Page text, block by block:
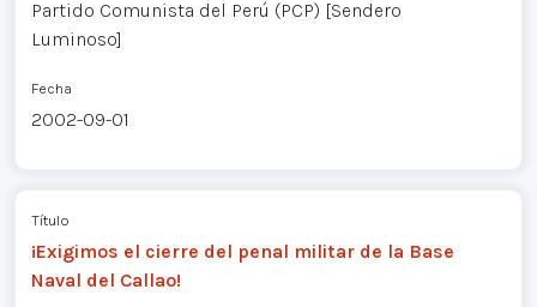
Partido Comunista del Perú (PCP) [Sendero
Luminoso]
Fecha
2002-09-01
Título
¡Exigimos el cierre del penal militar de la Base
Naval del Callao!